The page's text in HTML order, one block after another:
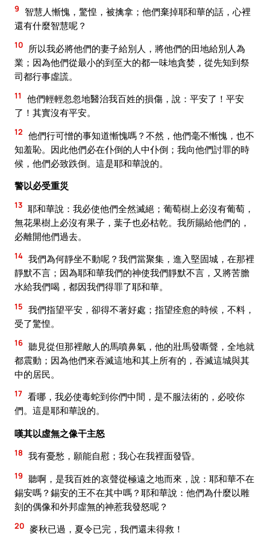
9
智慧人慚愧，驚惶，被擒拿；他們棄掉耶和華的話，心裡
還有什麼智慧呢？
10
所以我必將他們的妻子給別人，將他們的田地給別人為
業；因為他們從最小的到至大的都一味地貪婪，從先知到祭
司都行事虛謊。
11
他們輕輕忽忽地醫治我百姓的損傷，說：平安了！平安
了！其實沒有平安。
12 他們行可憎的事知道慚愧嗎？不然，他們毫不慚愧，也不
知羞恥。因此他們必在仆倒的人中仆倒；我向他們討罪的時
候，他們必致跌倒。這是耶和華說的。
警以必受重災
13 耶和華說：我必使他們全然滅絕；葡萄樹上必沒有葡萄，
無花果樹上必沒有果子，葉子也必枯乾。我所賜給他們的，
必離開他們過去。
14 我們為何靜坐不動呢？我們當聚集，進入堅固城，在那裡
靜默不言；因為耶和華我們的神使我們靜默不言，又將苦膽
水給我們喝，都因我們得罪了耶和華。
15 我們指望平安，卻得不著好處；指望痊愈的時候，不料，
受了驚惶。
16 聽見從但那裡敵人的馬噴鼻氣，他的壯馬發嘶聲，全地就
都震動；因為他們來吞滅這地和其上所有的，吞滅這城與其
中的居民。
17 看哪，我必使毒蛇到你們中間，是不服法術的，必咬你
們。這是耶和華說的。
嘆其以虛無之像干主怒
18 我有憂愁，願能自慰；我心在我裡面發昏。
19 聽啊，是我百姓的哀聲從極遠之地而來，說：耶和華不在
錫安嗎？錫安的王不在其中嗎？耶和華說：他們為什麼以雕
刻的偶像和外邦虛無的神惹我發怒呢？
20 麥秋已過，夏令已完，我們還未得救！